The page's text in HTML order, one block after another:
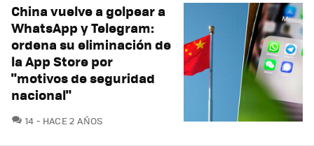
China vuelve a golpear a
WhatsApp y Telegram:
ordena su eliminación de
la App Store por
"motivos de seguridad
nacional"
14 COMENTARIOS
HACE 2 AÑOS